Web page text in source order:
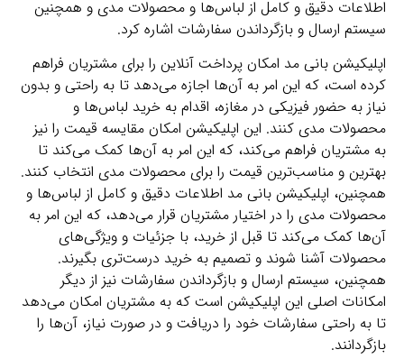
اطلاعات دقیق و کامل از لباس‌ها و محصولات مدی و همچنین
سیستم ارسال و بازگرداندن سفارشات اشاره کرد.
اپلیکیشن بانی مد امکان پرداخت آنلاین را برای مشتریان فراهم
کرده است، که این امر به آن‌ها اجازه می‌دهد تا به راحتی و بدون
نیاز به حضور فیزیکی در مغازه، اقدام به خرید لباس‌ها و
محصولات مدی کنند. این اپلیکیشن امکان مقایسه قیمت را نیز
به مشتریان فراهم می‌کند، که این امر به آن‌ها کمک می‌کند تا
بهترین و مناسب‌ترین قیمت را برای محصولات مدی انتخاب کنند.
همچنین، اپلیکیشن بانی مد اطلاعات دقیق و کامل از لباس‌ها و
محصولات مدی را در اختیار مشتریان قرار می‌دهد، که این امر به
آن‌ها کمک می‌کند تا قبل از خرید، با جزئیات و ویژگی‌های
محصولات آشنا شوند و تصمیم به خرید درست‌تری بگیرند.
همچنین، سیستم ارسال و بازگرداندن سفارشات نیز از دیگر
امکانات اصلی این اپلیکیشن است که به مشتریان امکان می‌دهد
تا به راحتی سفارشات خود را دریافت و در صورت نیاز، آن‌ها را
بازگردانند.